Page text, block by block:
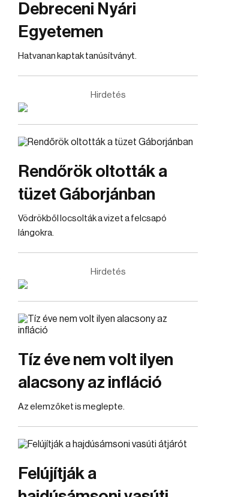
Debreceni Nyári
Egyetemen
Hatvanan kaptak tanúsítványt.
Hirdetés
Rendőrök oltották a
tüzet Gáborjánban
Vödrökből locsolták a vizet a felcsapó
lángokra.
Hirdetés
Tíz éve nem volt ilyen
alacsony az infláció
Az elemzőket is meglepte.
Felújítják a